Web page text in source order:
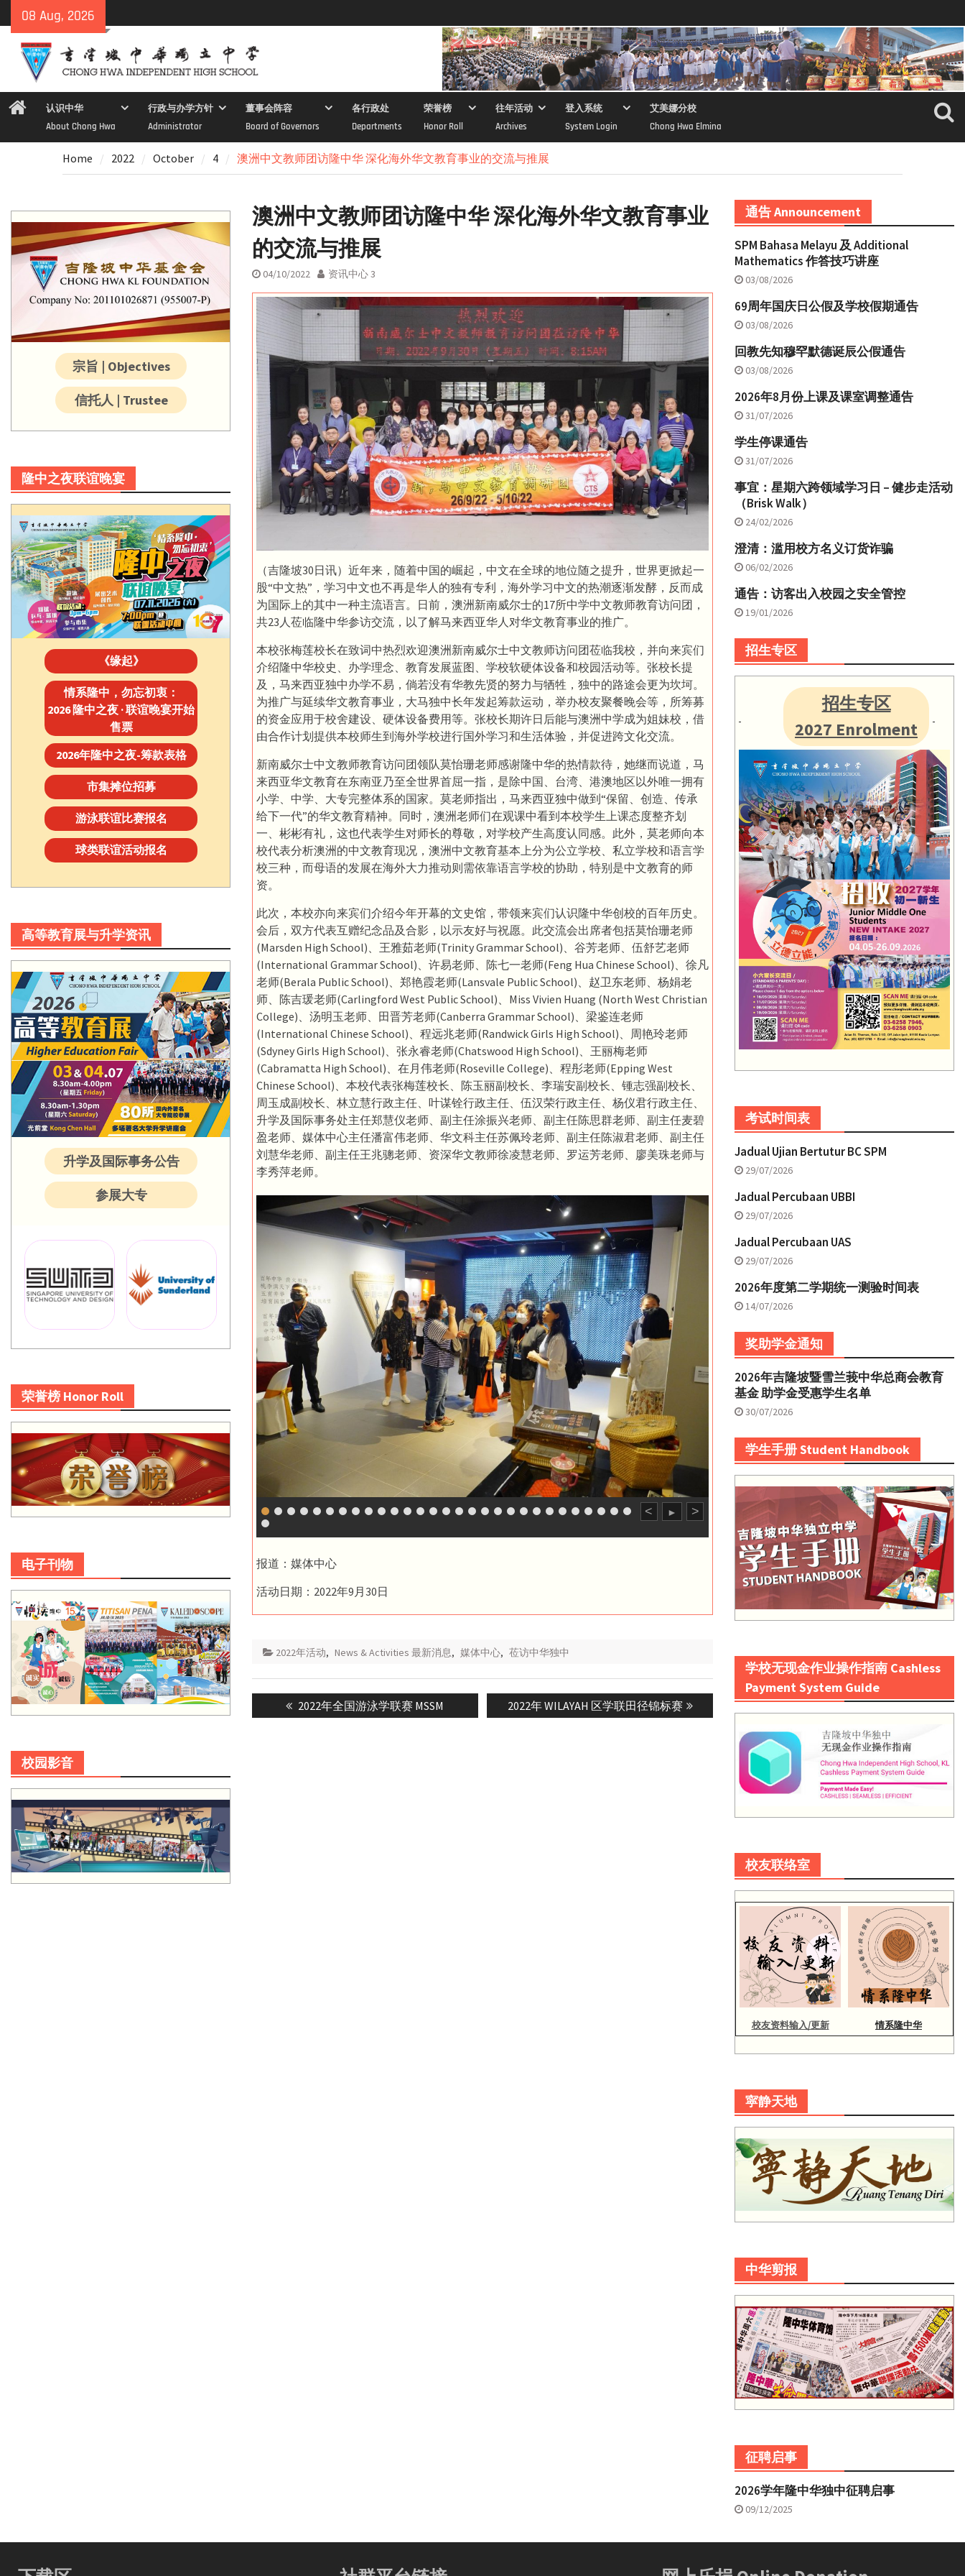
to
content
08 Aug, 2026
Home认识中华
About Chong Hwa
行政与办学方针
Administrator
董事会阵容
Board of Governors
各行政处
Departments
荣誉榜
Honor Roll
往年活动
Archives
登入系统
System Login
艾美娜分校
Chong Hwa Elmina
Home 2022 October 4 澳洲中文教师团访隆中华 深化海外华文教育事业的交流与推展
澳洲中文教师团访隆中华 深化海外华文教育事业
的交流与推展
04/10/2022 资讯中心 3
（吉隆坡30日讯）近年来，随着中国的崛起，中文在全球的地位随之提升，世界更掀起一
股“中文热”，学习中文也不再是华人的独有专利，海外学习中文的热潮逐渐发酵，反而成
为国际上的其中一种主流语言。日前，澳洲新南威尔士的17所中学中文教师教育访问团，
共23人莅临隆中华参访交流，以了解马来西亚华人对华文教育事业的推广。
本校张梅莲校长在致词中热烈欢迎澳洲新南威尔士中文教师访问团莅临我校，并向来宾们
介绍隆中华校史、办学理念、教育发展蓝图、学校软硬体设备和校园活动等。张校长提
及，马来西亚独中办学不易，倘若没有华教先贤的努力与牺牲，独中的路途会更为坎坷。
为推广与延续华文教育事业，大马独中长年发起筹款运动，举办校友聚餐晚会等，所筹募
的资金应用于校舍建设、硬体设备费用等。张校长期许日后能与澳洲中学成为姐妹校，借
由合作计划提供本校师生到海外学校进行国外学习和生活体验，并促进跨文化交流。
新南威尔士中文教师教育访问团领队莫怡珊老师感谢隆中华的热情款待，她继而说道，马
来西亚华文教育在东南亚乃至全世界首屈一指，是除中国、台湾、港澳地区以外唯一拥有
小学、中学、大专完整体系的国家。莫老师指出，马来西亚独中做到“保留、创造、传承
给下一代”的华文教育精神。同时，澳洲老师们在观课中看到本校学生上课态度整齐划
一、彬彬有礼，这也代表学生对师长的尊敬，对学校产生高度认同感。此外，莫老师向本
校代表分析澳洲的中文教育现况，澳洲中文教育基本上分为公立学校、私立学校和语言学
校三种，而母语的发展在海外大力推动则需依靠语言学校的协助，特别是中文教育的师
资。
此次，本校亦向来宾们介绍今年开幕的文史馆，带领来宾们认识隆中华创校的百年历史。
会后，双方代表互赠纪念品及合影，以示友好与祝愿。此交流会出席者包括莫怡珊老师
(Marsden High School)、王雅茹老师(Trinity Grammar School)、谷芳老师、伍舒艺老师
(International Grammar School)、许易老师、陈七一老师(Feng Hua Chinese School)、徐凡
老师(Berala Public School)、郑艳霞老师(Lansvale Public School)、赵卫东老师、杨娟老
师、陈吉瑗老师(Carlingford West Public School)、Miss Vivien Huang (North West Christian
College)、汤明玉老师、田晋芳老师(Canberra Grammar School)、梁鉴连老师
(International Chinese School)、程远兆老师(Randwick Girls High School)、周艳玲老师
(Sdyney Girls High School)、张永睿老师(Chatswood High School)、王丽梅老师
(Cabramatta High School)、在月伟老师(Roseville College)、程彤老师(Epping West
Chinese School)、本校代表张梅莲校长、陈玉丽副校长、李瑞安副校长、锺志强副校长、
周玉成副校长、林立慧行政主任、叶谋铨行政主任、伍汉荣行政主任、杨仪君行政主任、
升学及国际事务处主任郑慧仪老师、副主任涂振兴老师、副主任陈思群老师、副主任麦碧
盈老师、媒体中心主任潘富伟老师、华文科主任苏佩玲老师、副主任陈淑君老师、副主任
刘慧华老师、副主任王兆骢老师、资深华文教师徐凌慧老师、罗运芳老师、廖美珠老师与
李秀萍老师。
< ► >
报道：媒体中心
活动日期：2022年9月30日
2022年活动, News & Activities 最新消息, 媒体中心, 莅访中华独中
Post
navigation
Previous
post:
2022年全国游泳学联赛 MSSM
Next
post:
2022年 WILAYAH 区学联田径锦标赛
通告 Announcement
SPM Bahasa Melayu 及 Additional
Mathematics 作答技巧讲座
03/08/2026
69周年国庆日公假及学校假期通告
03/08/2026
回教先知穆罕默德诞辰公假通告
03/08/2026
2026年8月份上课及课室调整通告
31/07/2026
学生停课通告
31/07/2026
事宜：星期六跨领域学习日 – 健步走活动
（Brisk Walk）
24/02/2026
澄清：滥用校方名义订货诈骗
06/02/2026
通告：访客出入校园之安全管控
19/01/2026
招生专区
招生专区
2027 Enrolment
考试时间表
Jadual Ujian Bertutur BC SPM
29/07/2026
Jadual Percubaan UBBI
29/07/2026
Jadual Percubaan UAS
29/07/2026
2026年度第二学期统一测验时间表
14/07/2026
奖助学金通知
2026年吉隆坡暨雪兰莪中华总商会教育
基金 助学金受惠学生名单
30/07/2026
学生手册 Student Handbook
学校无现金作业操作指南 Cashless
Payment System Guide
校友联络室
校友资料输入/更新 情系隆中华
寜静天地
中华剪报
征聘启事
2026学年隆中华独中征聘启事
09/12/2025
宗旨 | Objectives
信托人 | Trustee
隆中之夜联谊晚宴
《缘起》
情系隆中，勿忘初衷：
2026 隆中之夜 · 联谊晚宴开始
售票
2026年隆中之夜-筹款表格
市集摊位招募
游泳联谊比赛报名
球类联谊活动报名
高等教育展与升学资讯
升学及国际事务公告
参展大专
荣誉榜 Honor Roll
电子刊物
校园影音